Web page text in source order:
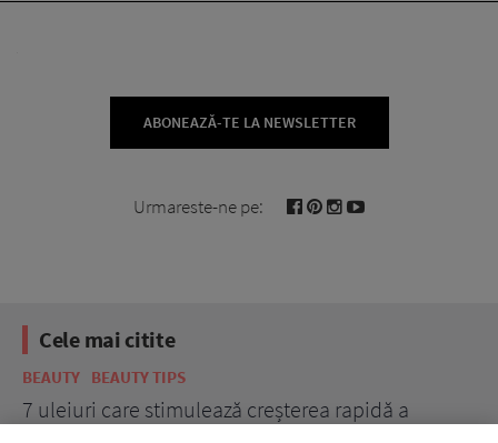
ABONEAZĂ-TE LA NEWSLETTER
Urmareste-ne pe:
Cele mai citite
BEAUTY BEAUTY TIPS
7 uleiuri care stimulează creșterea rapidă a